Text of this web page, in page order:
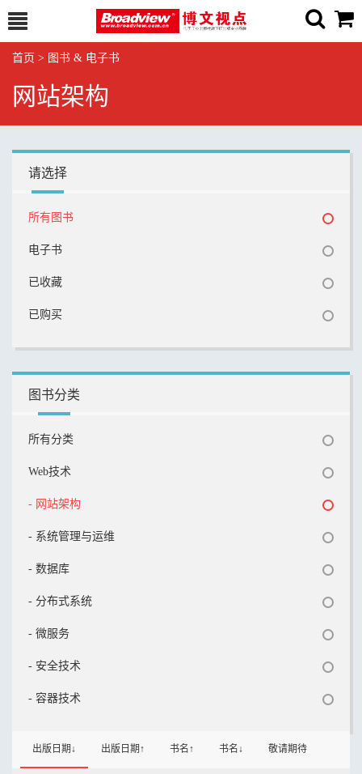
首页 > 图书 & 电子书
网站架构
请选择
所有图书
电子书
已收藏
已购买
图书分类
所有分类
Web技术
- 网站架构
- 系统管理与运维
- 数据库
- 分布式系统
- 微服务
- 安全技术
- 容器技术
出版日期↓ 出版日期↑ 书名↑ 书名↓ 敬请期待